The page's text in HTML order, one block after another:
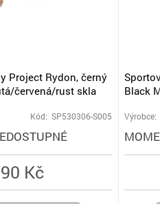
Project Rydon, černý
červená/rust skla
Kód: SP530306-S005
Kč
Black
Výrobce: